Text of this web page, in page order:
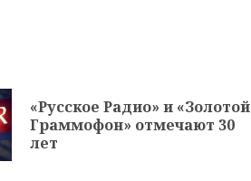
«Русское Радио» и «Золотой
Граммофон» отмечают 30
лет